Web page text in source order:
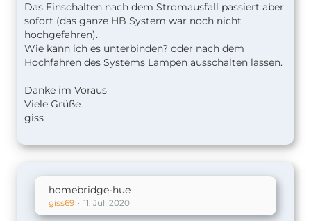
Das Einschalten nach dem Stromausfall passiert aber
sofort (das ganze HB System war noch nicht
hochgefahren).
Wie kann ich es unterbinden? oder nach dem
Hochfahren des Systems Lampen ausschalten lassen.
Danke im Voraus
Viele Grüße
giss
homebridge-hue
giss69 11. Juli 2020